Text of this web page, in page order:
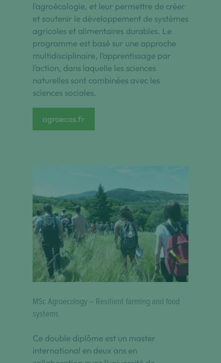
l’agroécologie, et leur permettre de créer
et soutenir le développement de systèmes
agricoles et alimentaires durables. Le
programme est basé sur une approche
multidisciplinaire, l’apprentissage par
l’action, dans laquelle les sciences
naturelles sont combinées avec les
sciences sociales.
agroecos.fr
MSc Agroecology – Resilient farming and food
systems
Ce double diplôme est un master
international en deux ans en